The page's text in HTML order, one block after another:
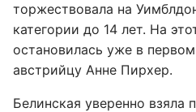
торжествовала на
категории до 14 лет. На
остановилась уже в
австрийцу Анне Пирхер.
Белинская уверенно взяла